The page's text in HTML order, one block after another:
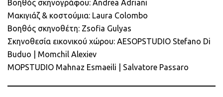
Βοηθός σκηνογράφου: Andrea Adriani
Μακιγιάζ & κοστούμια: Laura Colombo
Βοηθός σκηνοθέτη: Zsofia Gulyas
Σκηνοθεσία εικονικού χώρου: AESOPSTUDIO Stefano Di
Buduo | Momchil Alexiev
MOPSTUDIO Mahnaz Esmaeili | Salvatore Passaro